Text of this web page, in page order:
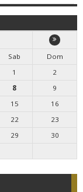
Sab
Dom
1
2
8
9
15
16
22
23
29
30